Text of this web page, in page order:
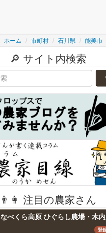
ホーム 市町村 石川県 能美市
🔎 サイト内検索
👨👩 注目の農家さん
なべくら高原 ひぐらし農場・木
登